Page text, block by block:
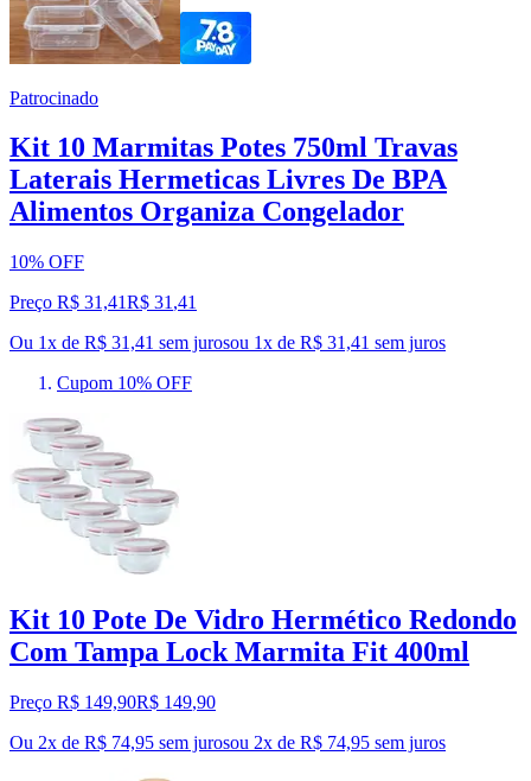
Patrocinado
Kit 10 Marmitas Potes 750ml Travas
Laterais Hermeticas Livres De BPA
Alimentos Organiza Congelador
10% OFF
Preço R$ 31,41R$ 31 ,41
Ou 1x de R$ 31,41 sem jurosou 1x de R$ 31,41 sem juros
Cupom 10% OFF
Kit 10 Pote De Vidro Hermético Redondo
Com Tampa Lock Marmita Fit 400ml
Preço R$ 149,90R$ 149,90
Ou 2x de R$ 74,95 sem jurosou 2x de R$ 74,95 sem juros